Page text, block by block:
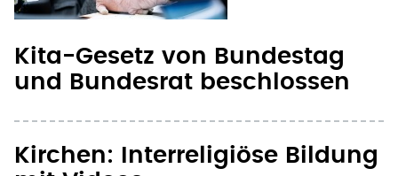
Kita-Gesetz von Bundestag
und Bundesrat beschlossen
Kirchen: Interreligiöse Bildung